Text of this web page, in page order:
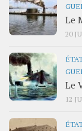
Le
20
Le
12